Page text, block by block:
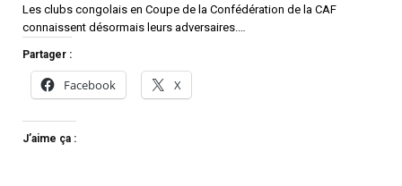
Les clubs congolais en Coupe de la Confédération de la CAF
connaissent désormais leurs adversaires.…
Partager :
Facebook X
J’aime ça :